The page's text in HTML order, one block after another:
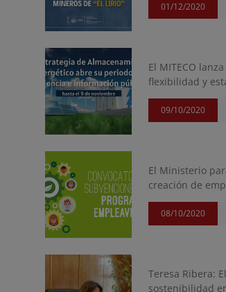
01/12/2020
El MITECO
flexibilidad y
09/10/2020
El Ministerio
creación de
08/10/2020
Teresa Ribera:
sostenibilidad